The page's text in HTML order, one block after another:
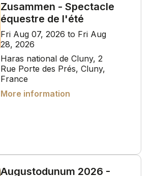
Zusammen - Spectacle
équestre de l'été
Fri Aug 07, 2026 to Fri Aug
28, 2026
Haras national de Cluny, 2
Rue Porte des Prés, Cluny,
France
More information
Augustodunum 2026 -